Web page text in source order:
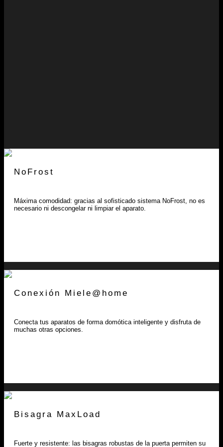
NoFrost
Máxima comodidad: gracias al sofisticado sistema NoFrost, no es
necesario ni descongelar ni limpiar el aparato.
Conexión Miele@home
Conecta tus aparatos de forma domótica inteligente y disfruta de
muchas otras opciones.
Bisagra MaxLoad
Fuerte y resistente: las bisagras robustas de la puerta permiten su